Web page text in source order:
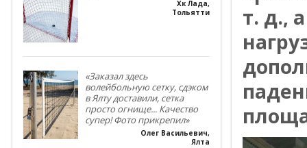
Хк Лада,
Тольятти
«Заказал здесь
волейбольную сетку, сдэком
в Ялту доставили, сетка
просто огнище... Качество
супер! Фото прикрепил»
Олег Васильевич,
Ялта
т. д.,